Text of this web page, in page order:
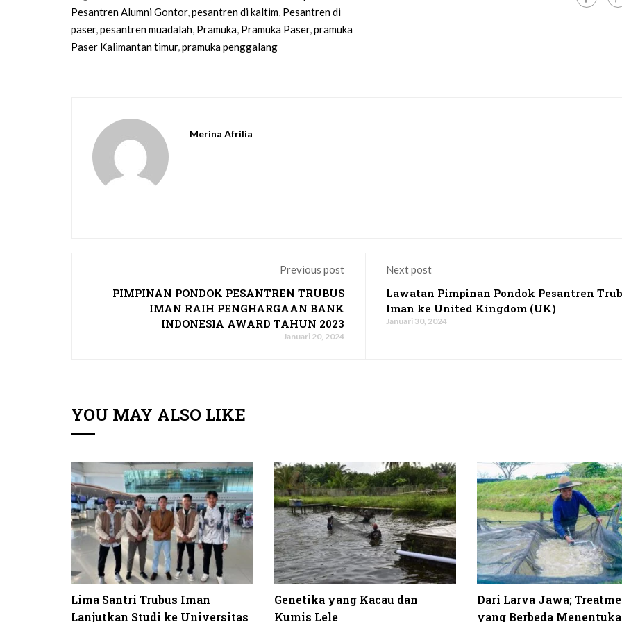
Pesantren Alumni Gontor,pesantren di kaltim, Pesantren di
paser,pesantren muadalah, Pramuka, Pramuka Paser,pramuka
Paser Kalimantan timur,pramuka penggalang
Merina Afrilia
Previous post
PIMPINAN PONDOK PESANTREN TRUBUS
IMAN RAIH PENGHARGAAN BANK
INDONESIA AWARD TAHUN 2023
Januari 20, 2024
Next post
Lawatan Pimpinan Pondok Pesantren
Iman ke United Kingdom (UK)
Januari 30, 2024
YOU MAY ALSO LIKE
Lima Santri Trubus Iman
Lanjutkan Studi ke Universitas
Genetika yang Kacau dan
Kumis Lele
Dari Larva Jawa;
yang Berbeda